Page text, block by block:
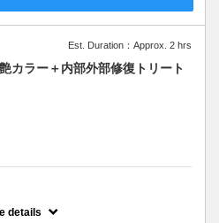
Est. Duration：Approx. 2 hrs
カラー＋内部外部修復トリート
details